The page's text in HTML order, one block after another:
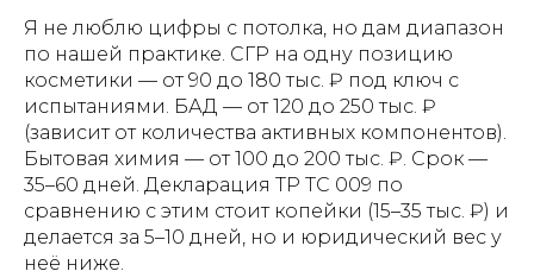
Я не люблю цифры с потолка, но дам диапазон
по нашей практике. СГР на одну позицию
косметики — от 90 до 180 тыс. ₽ под ключ с
испытаниями. БАД — от 120 до 250 тыс. ₽
(зависит от количества активных компонентов).
Бытовая химия — от 100 до 200 тыс. ₽. Срок —
35–60 дней. Декларация ТР ТС 009 по
сравнению с этим стоит копейки (15–35 тыс. ₽) и
делается за 5–10 дней, но и юридический вес у
неё ниже.